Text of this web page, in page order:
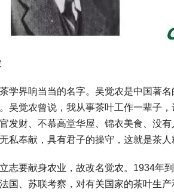
学界响当当的名字。吴觉农是中国著
吴觉农曾说，我从事茶叶工作一辈子
发财、不慕高堂华屋、锦衣美食、没
私奉献，具有君子的操守，这就是茶人
志要献身农业，故改名觉农。1934年
国、苏联考察，对有关国家的茶叶生